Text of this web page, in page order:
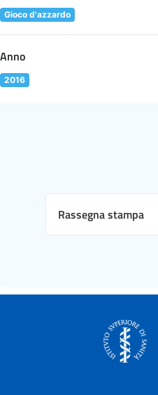
Gioco d'azzardo
Anno
2016
Rassegna stampa